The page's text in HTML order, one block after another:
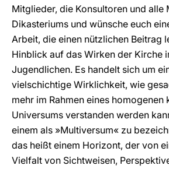
Mitglieder, die Konsultoren und alle
Dikasteriums und wünsche euch
Arbeit, die einen nützlichen Beitrag
Hinblick auf das Wirken der Kirche
Jugendlichen. Es handelt sich um
vielschichtige Wirklichkeit, wie
mehr im Rahmen eines homogenen
Universums verstanden werden
einem als »Multiversum« zu
das heißt einem Horizont, der von
Vielfalt von Sichtweisen,